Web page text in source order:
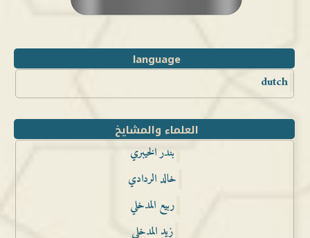
language
dutch
العلماء والمشايخ
بندر الخيبري
خالد الردادي
ربيع المدخلي
زيد المدخلي